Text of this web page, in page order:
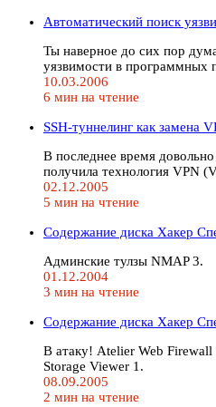
Автоматический поиск
Ты наверное до сих пор
уязвимости в программных
10.03.2006
6 мин на чтение
SSH-туннелинг как замена
В последнее время
получила технология VPN
02.12.2005
5 мин на чтение
Содержание диска Хакер
Админские тулзы NMAP 3.
01.12.2004
3 мин на чтение
Содержание диска Хакер
В атаку! Atelier Web
Storage Viewer 1.
08.09.2005
2 мин на чтение